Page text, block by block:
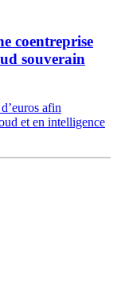
coentreprise
souverain
afin
et en intelligence